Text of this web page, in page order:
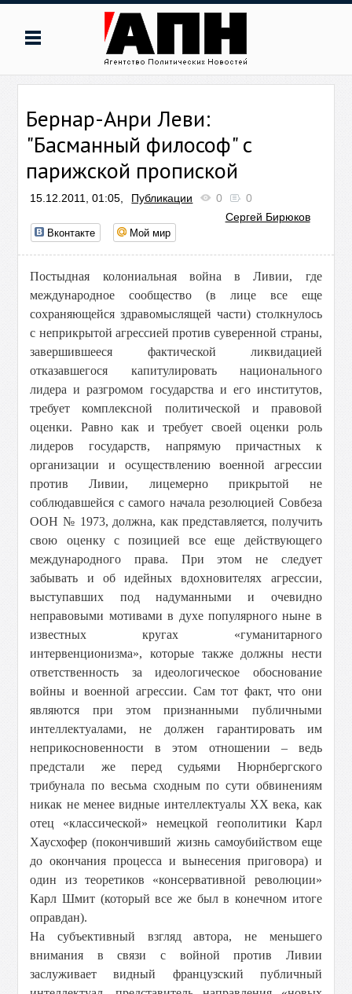
Бернар-Анри Леви:
"Басманный философ" с
парижской пропиской
15.12.2011, 01:05, Публикации 0
0
Сергей Бирюков
Вконтакте Мой мир
Постыдная колониальная война в Ливии, где
международное сообщество (в лице все еще
сохраняющейся здравомыслящей части) столкнулось
с неприкрытой агрессией против суверенной страны,
завершившееся фактической ликвидацией
отказавшегося капитулировать национального
лидера и разгромом государства и его институтов,
требует комплексной политической и правовой
оценки. Равно как и требует своей оценки роль
лидеров государств, напрямую причастных к
организации и осуществлению военной агрессии
против Ливии, лицемерно прикрытой не
соблюдавшейся с самого начала резолюцией Совбеза
ООН № 1973, должна, как представляется, получить
свою оценку с позицией все еще действующего
международного права. При этом не следует
забывать и об идейных вдохновителях агрессии,
выступавших под надуманными и очевидно
неправовыми мотивами в духе популярного ныне в
известных кругах «гуманитарного
интервенционизма», которые также должны нести
ответственность за идеологическое обоснование
войны и военной агрессии. Сам тот факт, что они
являются при этом признанными публичными
интеллектуалами, не должен гарантировать им
неприкосновенности в этом отношении – ведь
предстали же перед судьями Нюрнбергского
трибунала по весьма сходным по сути обвинениям
никак не менее видные интеллектуалы ХХ века, как
отец «классической» немецкой геополитики Карл
Хаусхофер (покончивший жизнь самоубийством еще
до окончания процесса и вынесения приговора) и
один из теоретиков «консервативной революции»
Карл Шмит (который все же был в конечном итоге
оправдан).
На субъективный взгляд автора, не меньшего
внимания в связи с войной против Ливии
заслуживает видный французский публичный